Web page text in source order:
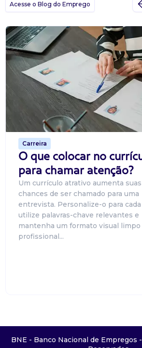
Acesse o Blog do Emprego
Carreira
O que colocar no
para chamar atenção?
Um currículo atrativo aumenta suas
chances de ser chamado para uma
entrevista. Personalize-o para cada
utilize palavras-chave relevantes e
mantenha um formato visual limpo
profissional...
BNE - Banco Nacional de Empregos